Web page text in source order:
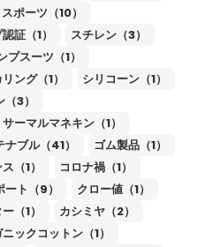
スポーツ（10）
証（1）
スチレン（3）
プスーツ（1）
ング（1）
シリコーン（1）
3）
サーマルマネキン（1）
ブル（41）
ゴム製品（1）
（1）
コロナ禍（1）
ト（9）
クロー値（1）
（1）
カシミヤ（2）
ックコットン（1）